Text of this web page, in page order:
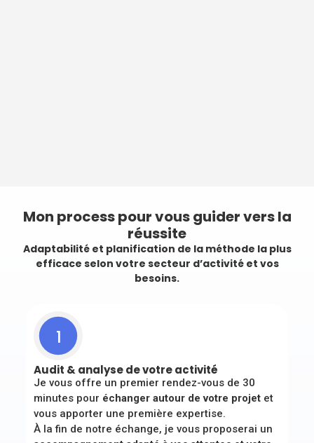
Mon process pour vous guider vers la
réussite
Adaptabilité et planification de la méthode la plus
efficace selon votre secteur d’activité et vos
besoins.
1
Audit & analyse de votre activité
Je vous offre un premier rendez-vous de 30
minutes pour échanger autour de votre projet et
vous apporter une première expertise.
À la fin de notre échange, je vous proposerai un